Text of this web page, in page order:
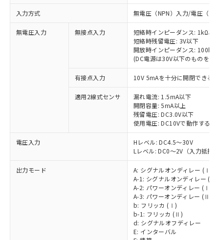
入力方式 無電圧（NPN）入力/電圧（
無電圧入力 無接点入力
短絡時インピーダンス: 1kΩ以
短絡時残留電圧: 3V以下
開放時インピーダンス: 100kΩ
(DC電源は30V以下のものをご
有接点入力 10V 5mAを十分に開閉できる
適用2線式センサ
漏れ電流: 1.5mA以下
開閉容量: 5mA以上
残留電圧: DC3.0V以下
使用電圧: DC10Vで動作するこ
電圧入力
Hレベル: DC4.5～30V
Lレベル: DC0～2V（入力抵抗
出力モード
A: シグナルオンディレー (Ⅰ)
A-1: シグナルオンディレー (Ⅱ)
A-2: パワーオンディレー (Ⅰ)
A-3: パワーオンディレー (Ⅱ)
b: フリッカ (Ⅰ)
b-1: フリッカ (Ⅱ)
d: シグナルオフディレー
E: インターバル